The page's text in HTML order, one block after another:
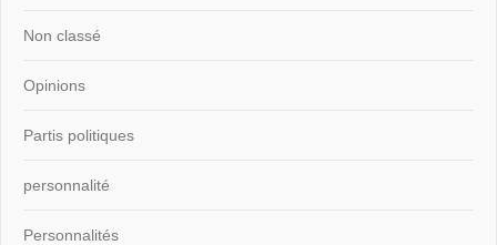
Non classé
Opinions
Partis politiques
personnalité
Personnalités